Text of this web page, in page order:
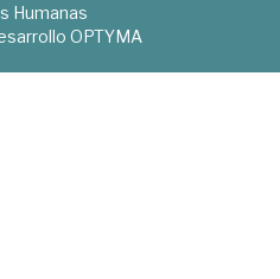
Humanas
OPTYMA